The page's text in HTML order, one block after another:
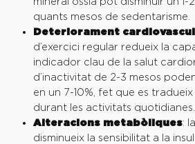
quants mesos de sedentarisme.
Deteriorament
d’exercici regular redueix la
indicador clau de la salut
d’inactivitat de 2-3 mesos
en un 7-10%, fet que es
durant les activitats quotidianes.
Alteracions metabòliques:
disminueix la sensibilitat a la